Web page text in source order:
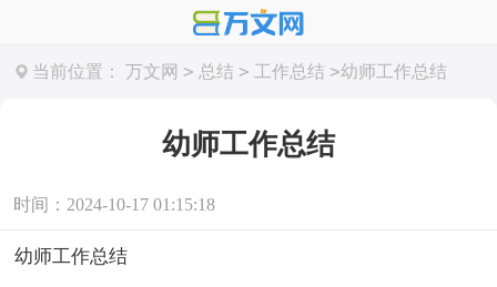
当前位置： 万文网 > 总结 > 工作总结 >幼师工作总结
幼师工作总结
时间：2024-10-17 01:15:18
幼师工作总结